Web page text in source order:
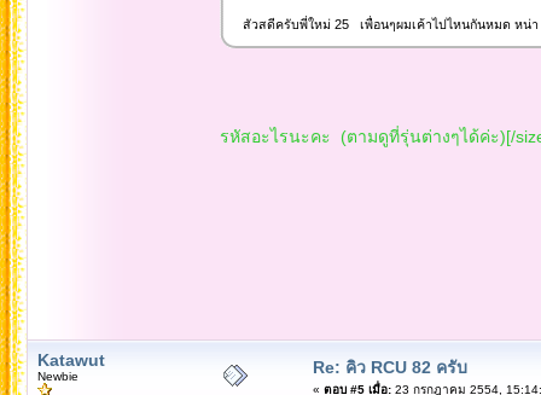
สัวสดีครับพี่ใหม่ 25 เพื่อนๆผมเค้าไปไหนกันหมด หน่
รหัสอะไรนะคะ (ตามดูที่รุ่นต่างๆได้ค่ะ)[/
Katawut
Newbie Re: คิว RCU 82 ครับ
« ตอบ #5 เมื่อ:23 กรกฎาคม 2554,